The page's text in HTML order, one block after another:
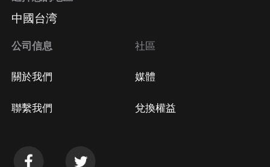
中國台湾
公司信息
關於我們
聯繫我們
社區
媒體
兌換權益